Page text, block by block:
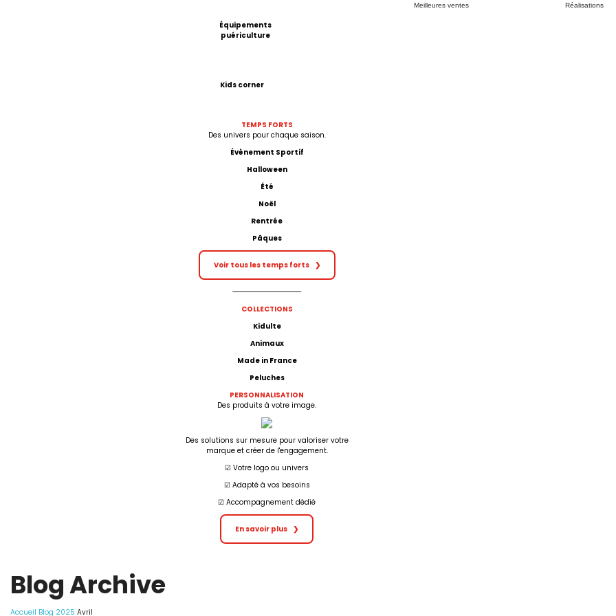
Équipements
puériculture
Kids corner
TEMPS FORTS
Des univers pour chaque saison.
Évènement Sportif
Halloween
Été
Noël
Rentrée
Pâques
Voir tous les temps forts ❯
COLLECTIONS
Kidulte
Animaux
Made in France
Peluches
PERSONNALISATION
Des produits à votre image.
Des solutions sur mesure pour valoriser votre
marque et créer de l'engagement.
☑︎ Votre logo ou univers
☑︎ Adapté à vos besoins
☑︎ Accompagnement dédié
En savoir plus ❯
Meilleures ventes Réalisations
Blog Archive
Accueil Blog 2025 Avril